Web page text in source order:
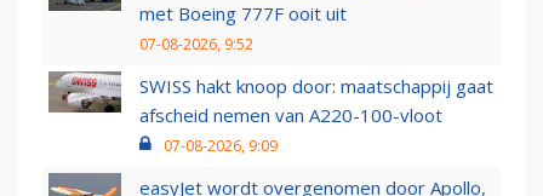
met Boeing 777F ooit uit
07-08-2026, 9:52
SWISS hakt knoop door: maatschappij gaat
afscheid nemen van A220-100-vloot
07-08-2026, 9:09
easyJet wordt overgenomen door Apollo,